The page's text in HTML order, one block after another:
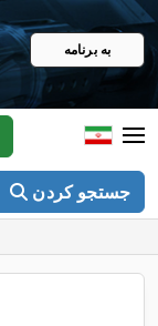
به برنامه
جستجو کردن